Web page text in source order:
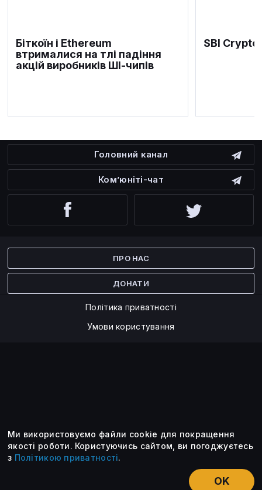
КУРСИ КРИПТОВАЛЮТ
Біткоїн і Ethereum
втрималися на тлі падіння
акцій виробників ШІ-чипів
SBI Crypto
Головний канал
Ком’юніті-чат
ПРО НАС
ДОНАТИ
Політика приватності
Умови користування
©2014 — 2026
Усі опубліковані матеріали належать ForkLog. Ви можете
передруковувати їх тільки після узгодження із редакцією та
вказанням активного посилання на ForkLog.
Ми використовуємо файли cookie для покращення
якості роботи. Користуючись сайтом, ви погоджуєтесь
з Політикою приватності.
OK